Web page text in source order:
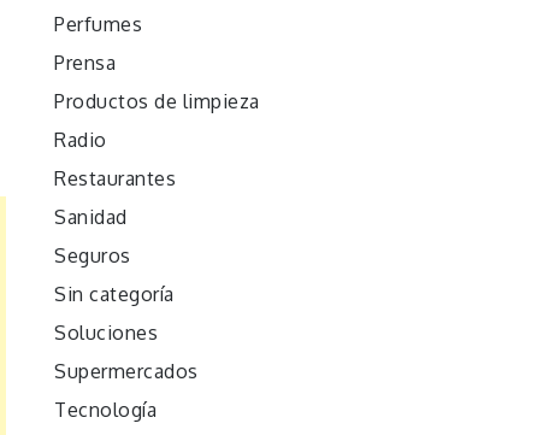
Perfumes
Prensa
Productos de limpieza
Radio
Restaurantes
Sanidad
Seguros
Sin categoría
Soluciones
Supermercados
Tecnología